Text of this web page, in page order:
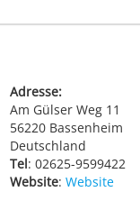
Adresse:
Am Gülser Weg 11
56220 Bassenheim
Deutschland
Tel: 02625-9599422
Website: Website